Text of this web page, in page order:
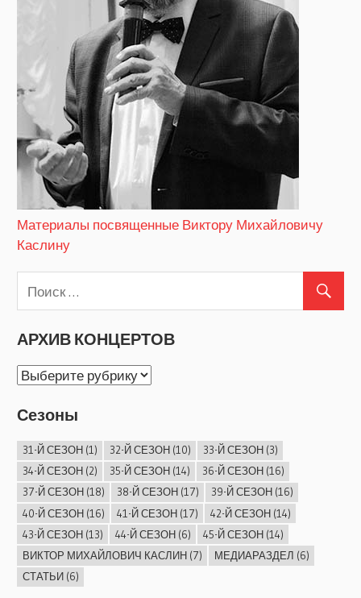
Материалы посвященные Виктору Михайловичу
Каслину
АРХИВ КОНЦЕРТОВ
АРХИВ
Сезоны
31-Й СЕЗОН(1) 32-Й СЕЗОН(10) 33-Й СЕЗОН(3)
34-Й СЕЗОН(2) 35-Й СЕЗОН(14) 36-Й СЕЗОН(16)
37-Й СЕЗОН(18) 38-Й СЕЗОН(17) 39-Й СЕЗОН(16)
40-Й СЕЗОН(16) 41-Й СЕЗОН(17) 42-Й СЕЗОН(14)
43-Й СЕЗОН(13) 44-Й СЕЗОН(6) 45-Й СЕЗОН(14)
ВИКТОР МИХАЙЛОВИЧ КАСЛИН(7) МЕДИАРАЗДЕЛ (6)
СТАТЬИ(6)